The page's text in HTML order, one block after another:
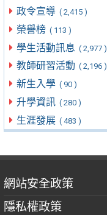
政令宣導 ( 2,415 )
榮譽榜 ( 113 )
學生活動訊息 ( 2,977 )
教師研習活動 ( 2,196 )
新生入學 ( 90 )
升學資訊 ( 280 )
生涯發展 ( 483 )
網站安全政策
隱私權政策